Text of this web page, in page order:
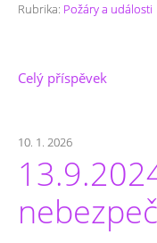
Rubrika: Požáry a události
Celý příspěvek
10. 1. 2026